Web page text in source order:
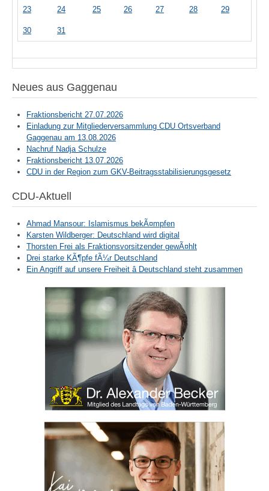
23 24 25 26 27 28 29
30 31
Neues aus Gaggenau
Fraktionsbericht 27.07.2026
Einladung zur Mitgliederversammlung CDU Ortsverband
Gaggenau am 13.08.2026
Nachruf Nadja Schulze
Fraktionsbericht 13.07.2026
CDU in der Region zum GKV-Beitragsstabilisierungsgesetz
CDU-Aktuell
Ahmad Mansour: Islamismus bekÃ¤mpfen
Karsten Wildberger: Deutschland wird digital
Thorsten Frei als Fraktionsvorsitzender gewÃ¤hlt
Drei starke KÃ¶pfe fÃ¼r Deutschland
Ein Angriff auf unsere Freiheit â Deutschland steht zusammen